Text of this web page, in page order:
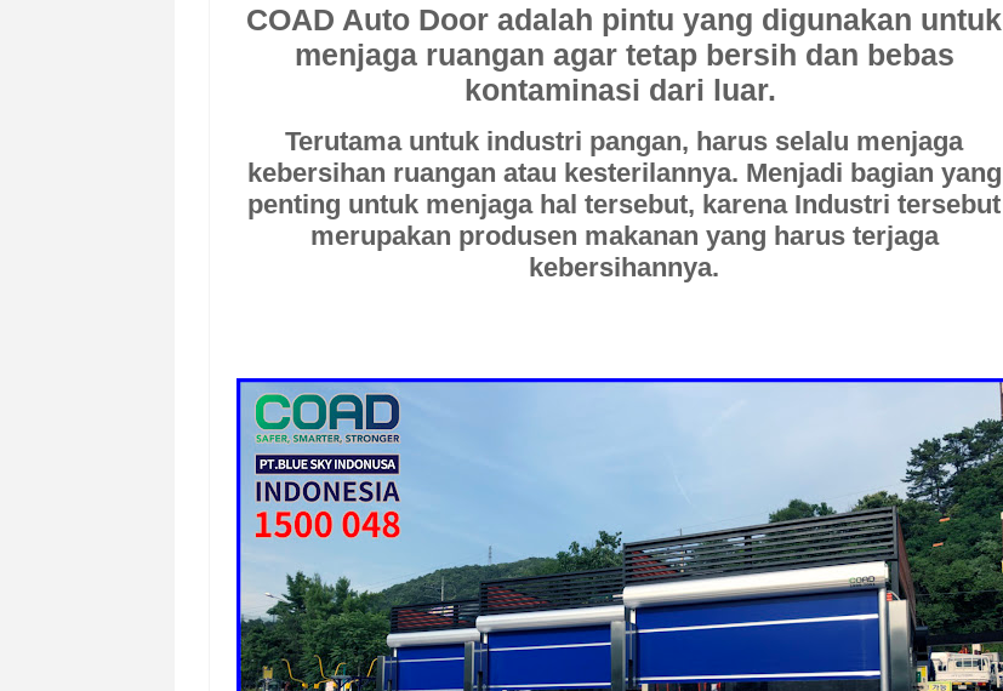
COAD Auto Door adalah pintu yang digunakan untuk
menjaga ruangan agar tetap bersih dan bebas
kontaminasi dari luar.
Terutama untuk industri pangan, harus selalu menjaga
kebersihan ruangan atau kesterilannya. Menjadi bagian yang
penting untuk menjaga hal tersebut, karena Industri tersebut
merupakan produsen makanan yang harus terjaga
kebersihannya.